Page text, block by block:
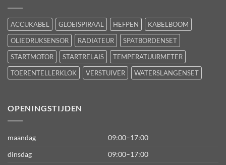
ACCUKABEL GLOEISPIRAAL HEFPEN
KABELBOOM
OLIEDRUKSENSOR
RADIATEUR
SPATBORDENSET
STARTMOTOR
STARTRELAIS
TEMPERATUURMETER
TOERENTELLERKLOK
VERSTUIVER WATERSLANGENSET
OPENINGSTIJDEN
maandag
09:00–17:00
dinsdag
09:00–17:00